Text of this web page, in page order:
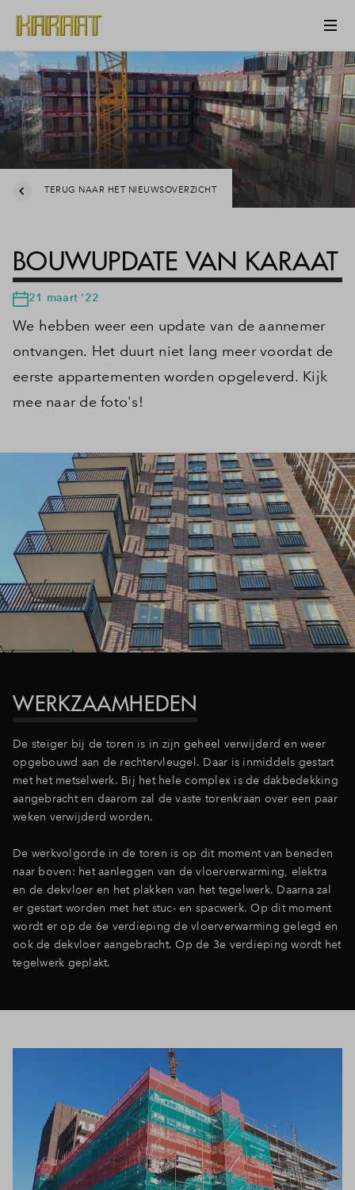
TERUG NAAR HET NIEUWSOVERZICHT
BOUWUPDATE VAN KARAAT
21 maart '22
We hebben weer een update van de aannemer
ontvangen. Het duurt niet lang meer voordat de
eerste appartementen worden opgeleverd. Kijk
mee naar de foto's!
WERKZAAMHEDEN
De steiger bij de toren is in zijn geheel verwijderd en weer
opgebouwd aan de rechtervleugel. Daar is inmiddels gestart
met het metselwerk. Bij het hele complex is de dakbedekking
aangebracht en daarom zal de vaste torenkraan over een paar
weken verwijderd worden.
De werkvolgorde in de toren is op dit moment van beneden
naar boven: het aanleggen van de vloerverwarming, elektra
en de dekvloer en het plakken van het tegelwerk. Daarna zal
er gestart worden met het stuc- en spacwerk. Op dit moment
wordt er op de 6e verdieping de vloerverwarming gelegd en
ook de dekvloer aangebracht. Op de 3e verdieping wordt het
tegelwerk geplakt.